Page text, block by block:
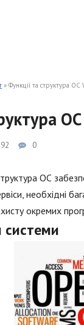
» Функції та структура
0
ОС
необхідні
окремих